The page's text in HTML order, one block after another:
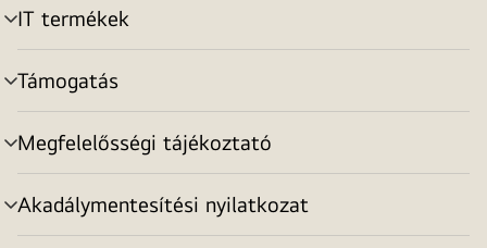
IT termékek
menu
toggle
Támogatás
menu
toggle
Megfelelősségi tájékoztató
menu
toggle
Akadálymentesítési nyilatkozat
menu
toggle